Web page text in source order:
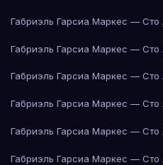
Габриэль Гарсиа Маркес — Сто
Габриэль Гарсиа Маркес — Сто
Габриэль Гарсиа Маркес — Сто
Габриэль Гарсиа Маркес — Сто
Габриэль Гарсиа Маркес — Сто
Габриэль Гарсиа Маркес — Сто